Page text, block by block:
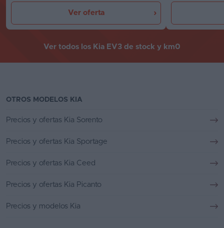
Ver oferta
Ver todos los Kia EV3 de stock y km0
OTROS MODELOS KIA
Precios y ofertas Kia Sorento
Precios y ofertas Kia Sportage
Precios y ofertas Kia Ceed
Precios y ofertas Kia Picanto
Precios y modelos Kia